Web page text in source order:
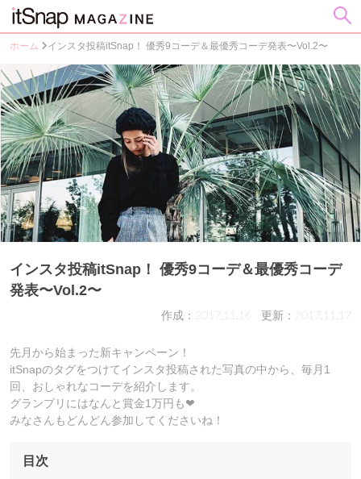
ホーム インスタ投稿itSnap！ 優秀9コーデ＆最優秀コーデ発表〜Vol.2〜
インスタ投稿itSnap！ 優秀9コーデ＆最優秀コーデ
発表〜Vol.2〜
作成：2017.11.16 更新：2017.11.17
先月から始まった新キャンペーン！
itSnapのタグをつけてインスタ投稿された写真の中から、毎月1
回、おしゃれなコーデを紹介します。
グランプリにはなんと賞金1万円も❤︎
みなさんもどんどん参加してくださいね！
目次